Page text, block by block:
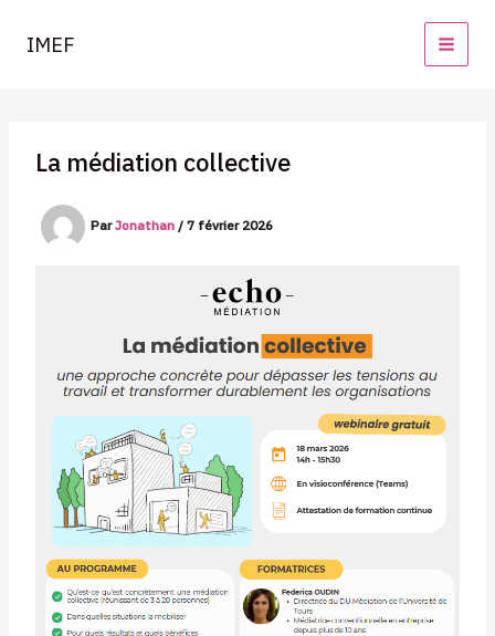
IMEF
La médiation collective
ParJonathan / 7 février 2026